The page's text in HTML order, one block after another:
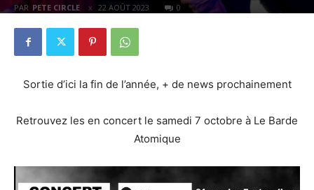
PAR PETE CIRCLE 22 AOÛT 2023 0
Sortie d’ici la fin de l’année, + de news prochainement
Retrouvez les en concert le samedi 7 octobre à Le Barde
Atomique